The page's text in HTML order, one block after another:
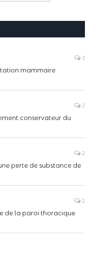
3
mammaire
2
conservateur du
2
perte de substance de
2
de la paroi thoracique